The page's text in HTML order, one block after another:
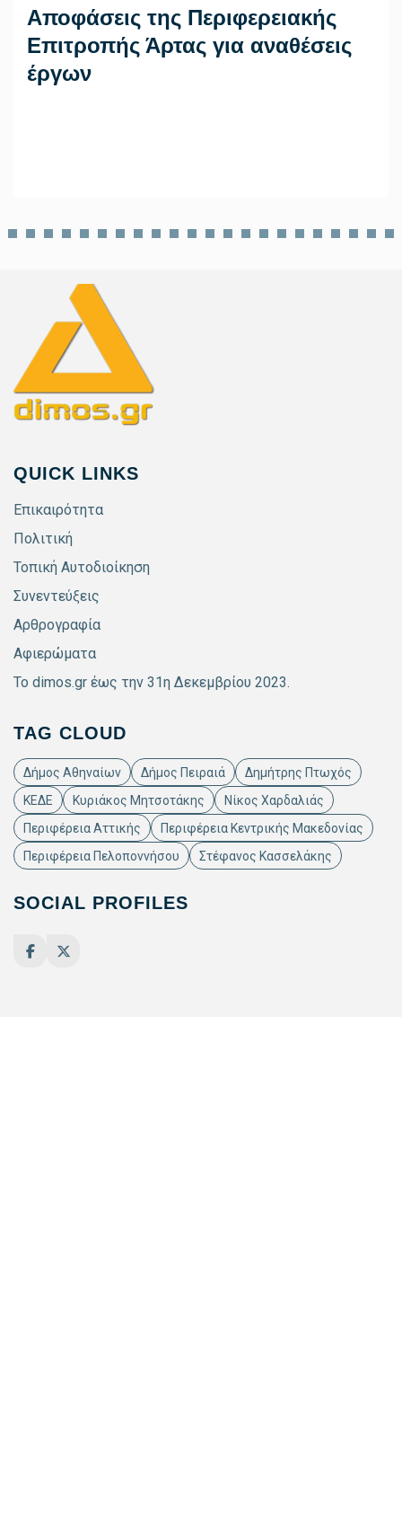
Αποφάσεις της Περιφερειακής
Επιτροπής Άρτας για αναθέσεις
έργων
QUICK LINKS
Επικαιρότητα
Πολιτική
Τοπική Αυτοδιοίκηση
Συνεντεύξεις
Αρθρογραφία
Αφιερώματα
Το dimos.gr έως την 31η Δεκεμβρίου 2023.
TAG CLOUD
Δήμος Αθηναίων Δήμος Πειραιά
Δημήτρης Πτωχός
ΚΕΔΕ
Κυριάκος Μητσοτάκης
Νίκος Χαρδαλιάς
Περιφέρεια Αττικής
Περιφέρεια Κεντρικής Μακεδονίας
Περιφέρεια Πελοποννήσου
Στέφανος Κασσελάκης
SOCIAL PROFILES